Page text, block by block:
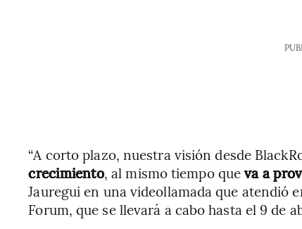
“A corto plazo, nuestra visión desde
crecimiento, al mismo tiempo queva a
Jauregui en una videollamada que atendió
Forum, que se llevará a cabo hasta el 9 de